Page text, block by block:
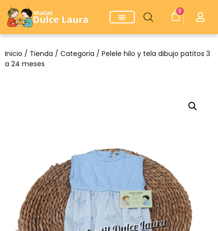
0
Inicio / Tienda / Categoria / Pelele hilo y tela dibujo patitos 3
a 24 meses